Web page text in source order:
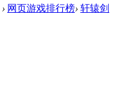
› 网页游戏排行榜› 轩辕剑